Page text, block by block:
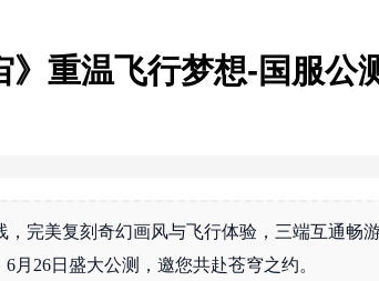
》重温飞行梦想-国服公
完美复刻奇幻画风与飞行体验，三端互通畅游
26日盛大公测，邀您共赴苍穹之约。